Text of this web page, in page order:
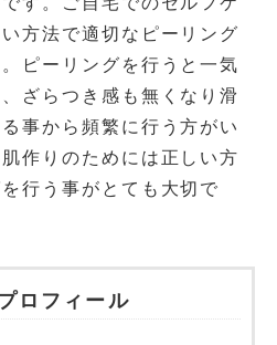
方法で適切なピーリング
ピーリングを行うと一気
ざらつき感も無くなり滑
事から頻繁に行う方がい
作りのためには正しい方
行う事がとても大切で
ロフィール